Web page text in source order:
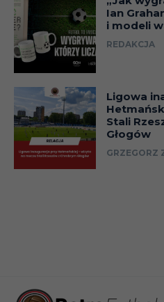
Ian
i modeli
REDAKCJA
Ligowa
Stali
Głogów
GRZEGORZ